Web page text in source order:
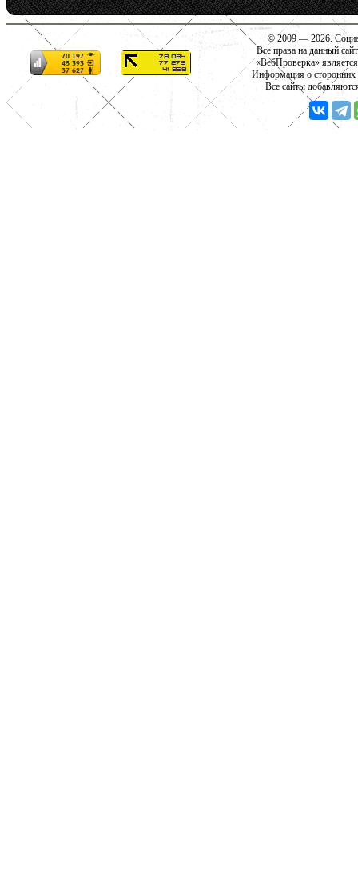
© 2009 — 2026.
Все права на данный
«ВебПроверка»
Информация о сторонних
Все сайты